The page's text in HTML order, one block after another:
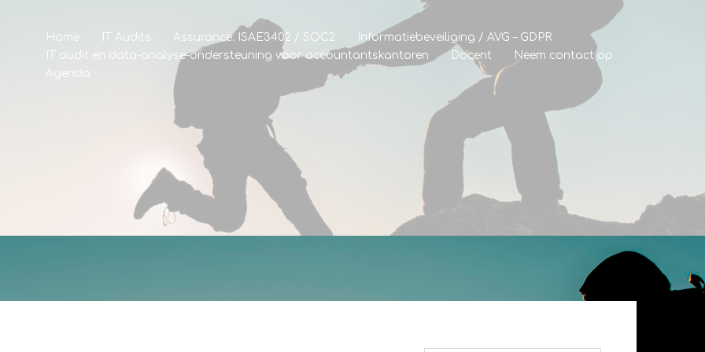
Home IT Audits Assurance: ISAE3402 / SOC2
Informatiebeveiliging / AVG – GDPR
IT audit en data-analyse-ondersteuning voor accountantskantoren
Docent
Neem contact op
Agenda